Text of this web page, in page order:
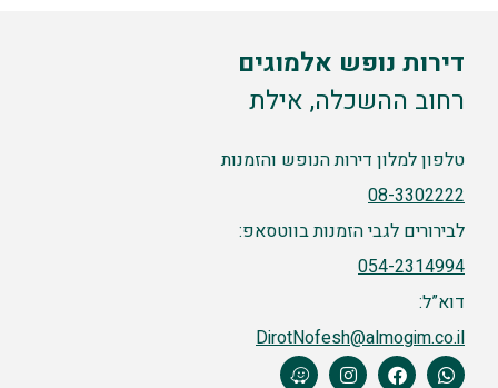
דירות נופש אלמוגים
רחוב ההשכלה, אילת
טלפון למלון דירות הנופש והזמנות
08-3302222
לבירורים לגבי הזמנות בווטסאפ:
054-2314994
דוא”ל:
DirotNofesh@almogim.co.il